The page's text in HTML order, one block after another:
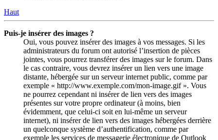
Haut
Puis-je insérer des images ?
Oui, vous pouvez insérer des images à vos messages. Si les
administrateurs du forum ont autorisé l’insertion de pièces
jointes, vous pourrez transférer des images sur le forum. Dans
le cas contraire, vous devrez insérer un lien vers une image
distante, hébergée sur un serveur internet public, comme par
exemple « http://www.exemple.com/mon-image.gif ». Vous
ne pourrez cependant ni insérer de lien vers des images
présentes sur votre propre ordinateur (à moins, bien
évidemment, que celui-ci soit en lui-même un serveur
internet), ni insérer de lien vers des images hébergées derrière
un quelconque système d’authentification, comme par
exemple les services de messagerie électronique de Outlook